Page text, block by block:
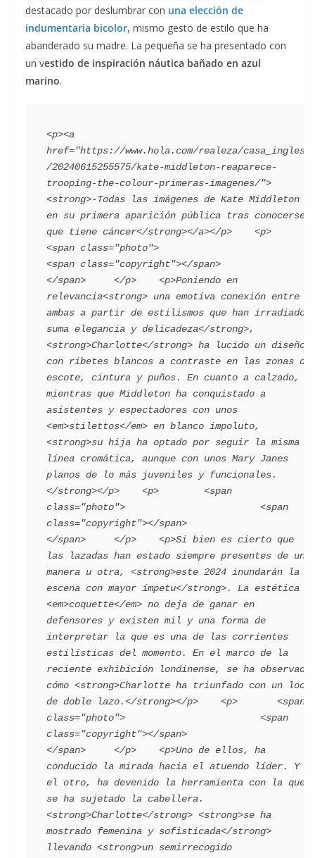
destacado por deslumbrar con una elección de
indumentaria bicolor, mismo gesto de estilo que ha
abanderado su madre. La pequeña se ha presentado con
un vestido de inspiración náutica bañado en azul
marino.
<p><a
href="https://www.hola.com/realeza/casa_inglesa
/20240615255575/kate-middleton-reaparece-
trooping-the-colour-primeras-imagenes/">
<strong>-Todas las imágenes de Kate Middleton
en su primera aparición pública tras conocerse
que tiene cáncer</strong></a></p>    <p>
<span class="photo">
<span class="copyright"></span>
</span>     </p>    <p>Poniendo en
relevancia<strong> una emotiva conexión entre
ambas a partir de estilismos que han irradiado
suma elegancia y delicadeza</strong>,
<strong>Charlotte</strong> ha lucido un diseño
con ribetes blancos a contraste en las zonas de
escote, cintura y puños. En cuanto a calzado,
mientras que Middleton ha conquistado a
asistentes y espectadores con unos
<em>stilettos</em> en blanco impoluto,
<strong>su hija ha optado por seguir la misma
línea cromática, aunque con unos Mary Janes
planos de lo más juveniles y funcionales.
</strong></p>    <p>        <span
class="photo">                        <span
class="copyright"></span>
</span>     </p>    <p>Si bien es cierto que
las lazadas han estado siempre presentes de una
manera u otra, <strong>este 2024 inundarán la
escena con mayor ímpetu</strong>. La estética
<em>coquette</em> no deja de ganar en
defensores y existen mil y una forma de
interpretar la que es una de las corrientes
estilísticas del momento. En el marco de la
reciente exhibición londinense, se ha observado
cómo <strong>Charlotte ha triunfado con un look
de doble lazo.</strong></p>    <p>       <span
class="photo">                        <span
class="copyright"></span>
</span>     </p>    <p>Uno de ellos, ha
conducido la mirada hacia el atuendo líder. Y
el otro, ha devenido la herramienta con la que
se ha sujetado la cabellera.
<strong>Charlotte</strong> <strong>se ha
mostrado femenina y sofisticada</strong>
llevando <strong>un semirrecogido